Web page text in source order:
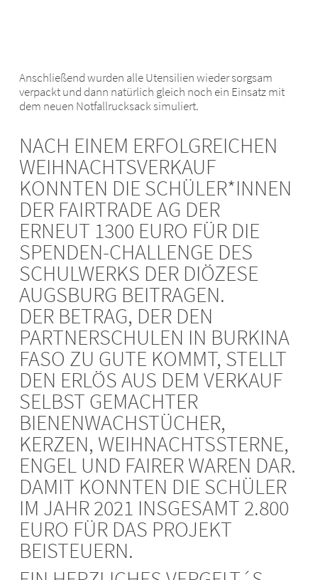
Anschließend wurden alle Utensilien wieder sorgsam
verpackt und dann natürlich gleich noch ein Einsatz mit
dem neuen Notfallrucksack simuliert.
NACH EINEM ERFOLGREICHEN
WEIHNACHTSVERKAUF
KONNTEN DIE SCHÜLER*INNEN
DER FAIRTRADE AG DER
ERNEUT 1300 EURO FÜR DIE
SPENDEN-CHALLENGE DES
SCHULWERKS DER DIÖZESE
AUGSBURG BEITRAGEN.
DER BETRAG, DER DEN
PARTNERSCHULEN IN BURKINA
FASO ZU GUTE KOMMT, STELLT
DEN ERLÖS AUS DEM VERKAUF
SELBST GEMACHTER
BIENENWACHSTÜCHER,
KERZEN, WEIHNACHTSSTERNE,
ENGEL UND FAIRER WAREN DAR.
DAMIT KONNTEN DIE SCHÜLER
IM JAHR 2021 INSGESAMT 2.800
EURO FÜR DAS PROJEKT
BEISTEUERN.